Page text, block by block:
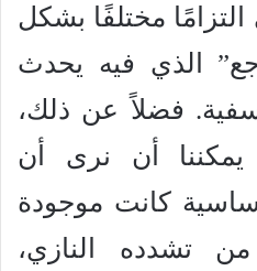
التزامًا مختلفًا بشكل
الذي فيه يحدث
فضلاً عن ذلك،
يمكننا أن نرى أن
كانت موجودة
تشدده النازي،